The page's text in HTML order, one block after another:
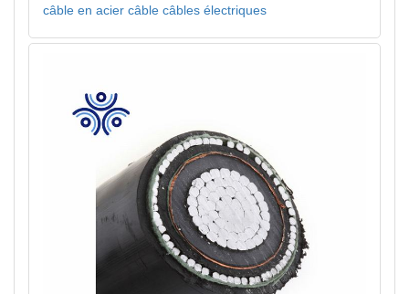
câble en acier câble câbles électriques